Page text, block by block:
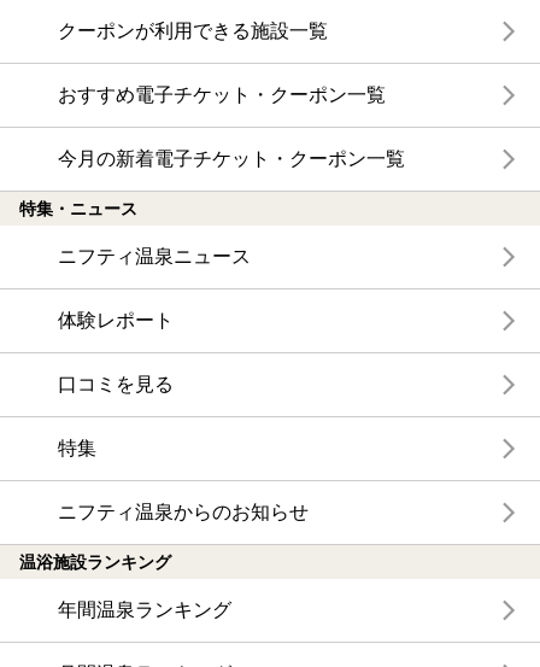
クーポンが利用できる施設一覧
おすすめ電子チケット・クーポン一覧
今月の新着電子チケット・クーポン一覧
特集・ニュース
ニフティ温泉ニュース
体験レポート
口コミを見る
特集
ニフティ温泉からのお知らせ
温浴施設ランキング
年間温泉ランキング